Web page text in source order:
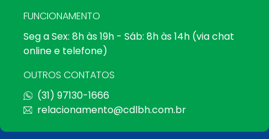
FUNCIONAMENTO
Seg a Sex: 8h às 19h - Sáb: 8h às 14h (via chat
online e telefone)
OUTROS CONTATOS
(31) 97130-1666
relacionamento@cdlbh.com.br